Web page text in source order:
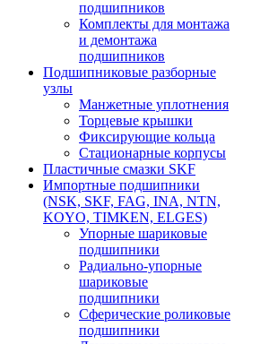
подшипников
Комплекты для монтажа
и демонтажа
подшипников
Подшипниковые разборные
узлы
Манжетные уплотнения
Торцевые крышки
Фиксирующие кольца
Стационарные корпусы
Пластичные смазки SKF
Импортные подшипники
(NSK, SKF, FAG, INA, NTN,
KOYO, TIMKEN, ELGES)
Упорные шариковые
подшипники
Радиально-упорные
шариковые
подшипники
Сферические роликовые
подшипники